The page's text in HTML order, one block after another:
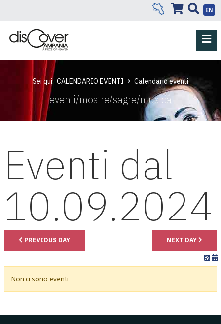
EN
Sei qui: CALENDARIO EVENTI Calendario eventi
eventi/mostre/sagre/musica
Eventi dal
10.09.2024
PREVIOUS DAY NEXT DAY
Non ci sono eventi